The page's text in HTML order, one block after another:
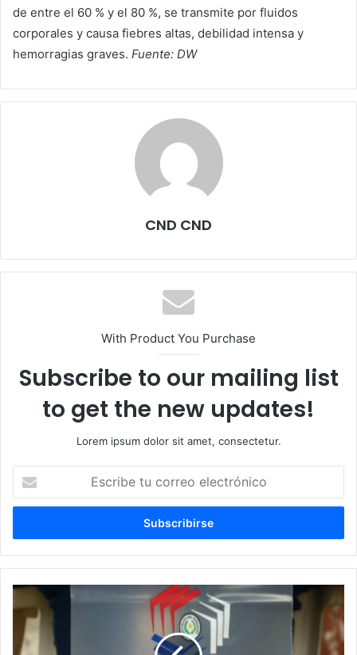
de entre el 60 % y el 80 %, se transmite por fluidos
corporales y causa fiebres altas, debilidad intensa y
hemorragias graves. Fuente: DW
CND CND
With Product You Purchase
Subscribe to our mailing list
to get the new updates!
Lorem ipsum dolor sit amet, consectetur.
c
i
b
t
u